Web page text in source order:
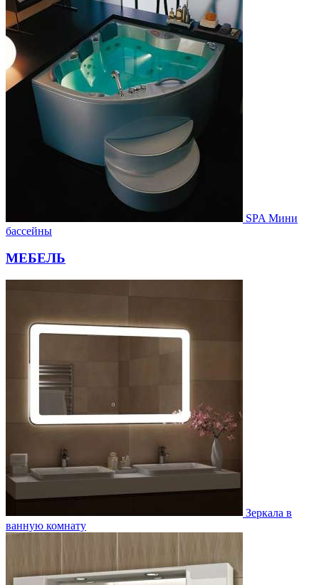
SPA Мини
бассейны
МЕБЕЛЬ
Зеркала в
ванную комнату